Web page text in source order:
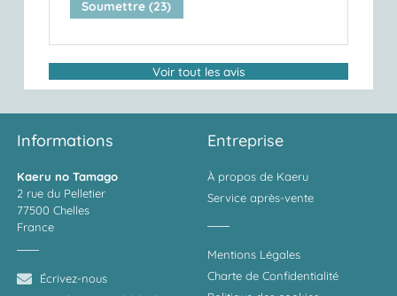
Voir tout les avis
Informations
Kaeru no Tamago
2 rue du Pelletier
77500 Chelles
France
Écrivez-nous
Entreprise
À propos de Kaeru
Service après-vente
Mentions Légales
Charte de Confidentialité